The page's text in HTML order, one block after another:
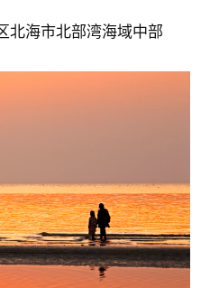
北海市北部湾海域中部